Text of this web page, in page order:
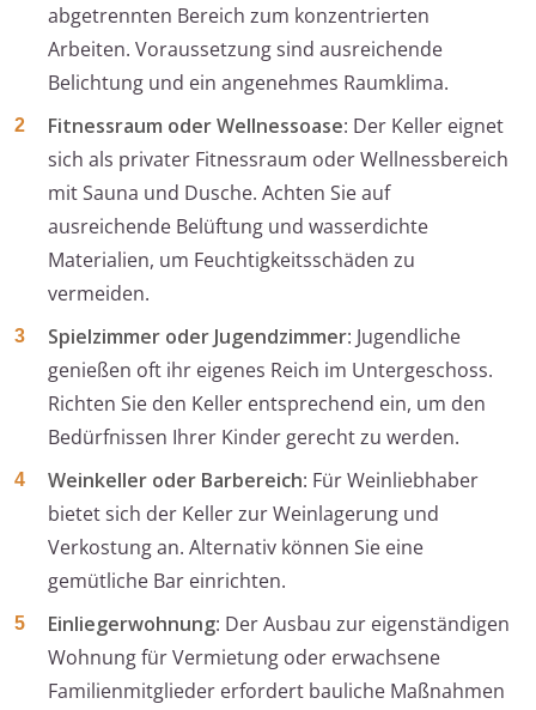
abgetrennten Bereich zum konzentrierten
Arbeiten. Voraussetzung sind ausreichende
Belichtung und ein angenehmes Raumklima.
Fitnessraum oder Wellnessoase: Der Keller eignet
sich als privater Fitnessraum oder Wellnessbereich
mit Sauna und Dusche. Achten Sie auf
ausreichende Belüftung und wasserdichte
Materialien, um Feuchtigkeitsschäden zu
vermeiden.
Spielzimmer oder Jugendzimmer: Jugendliche
genießen oft ihr eigenes Reich im Untergeschoss.
Richten Sie den Keller entsprechend ein, um den
Bedürfnissen Ihrer Kinder gerecht zu werden.
Weinkeller oder Barbereich: Für Weinliebhaber
bietet sich der Keller zur Weinlagerung und
Verkostung an. Alternativ können Sie eine
gemütliche Bar einrichten.
Einliegerwohnung: Der Ausbau zur eigenständigen
Wohnung für Vermietung oder erwachsene
Familienmitglieder erfordert bauliche Maßnahmen